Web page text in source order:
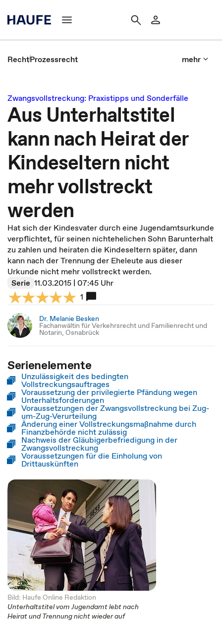
RechtProzessrecht mehr
Zwangsvollstreckung: Praxistipps und Sonderfälle
Aus Unterhaltstitel
kann nach Heirat der
Kindeseltern nicht
mehr vollstreckt
werden
Hat sich der Kindesvater durch eine Jugendamtsurkunde
verpflichtet, für seinen nichtehelichen Sohn Barunterhalt
zu zahlen und heiraten die Kindeseltern später, dann
kann nach der Trennung der Eheleute aus dieser
Urkunde nicht mehr vollstreckt werden.
Serie 11.03.2015 | 07:45 Uhr
1
Dr. Melanie Besken
Fachanwältin für Verkehrsrecht und Familienrecht und
Notarin, Osnabrück
Serienelemente
Unzulässigkeit des bedingten
Vollstreckungsauftrages
Voraussetzung der privilegierte Pfändung wegen
Unterhaltsforderungen
Voraussetzungen der Zwangsvollstreckung bei Zug-
um-Zug-Verurteilung
Änderung einer Vollstreckungsmaßnahme durch
Finanzbehörde nicht zulässig
Nachweis der Gläubigerbefriedigung in der
Zwangsvollstreckung
Voraussetzungen für die Einholung von
Drittauskünften
Bild: Haufe Online Redaktion
Unterhaltstitel vom Jugendamt lebt nach
Heirat und Trennung nicht wieder auf